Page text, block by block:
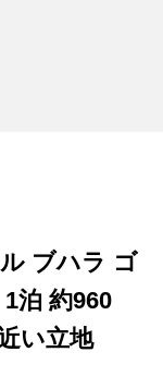
ブハラ ゴ
泊 約960
い立地